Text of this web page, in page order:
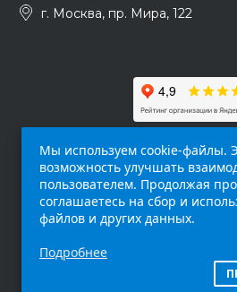
г. Москва, пр. Мира, 122
интернет-сайт (
исключительно
Мы используем cookie-файлы.
возможность улучшать
пользователем. Продолжая
соглашаетесь на сбор и
файлов и других данных.
Подробнее